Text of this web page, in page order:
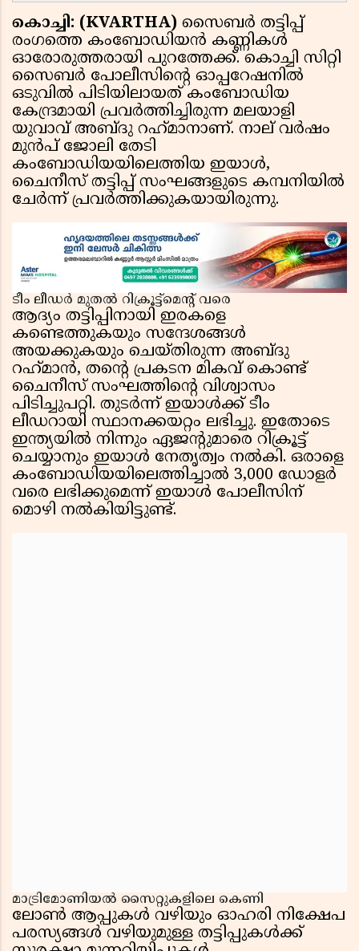
കൊച്ചി: (KVARTHA) സൈബർ തട്ടിപ്പ്
രംഗത്തെ കംബോഡിയൻ കണ്ണികൾ
ഓരോരുത്തരായി പുറത്തേക്ക്. കൊച്ചി സിറ്റി
സൈബർ പോലീസിന്റെ ഓപ്പറേഷനിൽ
ഒടുവിൽ പിടിയിലായത് കംബോഡിയ
കേന്ദ്രമായി പ്രവർത്തിച്ചിരുന്ന മലയാളി
യുവാവ് അബ്‌ദു റഹ്‌മാനാണ്. നാല് വർഷം
മുൻപ് ജോലി തേടി
കംബോഡിയയിലെത്തിയ ഇയാൾ,
ചൈനീസ് തട്ടിപ്പ് സംഘങ്ങളുടെ കമ്പനിയിൽ
ചേർന്ന് പ്രവർത്തിക്കുകയായിരുന്നു.
ടീം ലീഡർ മുതൽ റിക്രൂട്ട്മെന്റ് വരെ
ആദ്യം തട്ടിപ്പിനായി ഇരകളെ
കണ്ടെത്തുകയും സന്ദേശങ്ങൾ
അയക്കുകയും ചെയ്തിരുന്ന അബ്‌ദു
റഹ്‌മാൻ, തന്റെ പ്രകടന മികവ് കൊണ്ട്
ചൈനീസ് സംഘത്തിന്റെ വിശ്വാസം
പിടിച്ചുപറ്റി. തുടർന്ന് ഇയാൾക്ക് ടീം
ലീഡറായി സ്ഥാനക്കയറ്റം ലഭിച്ചു. ഇതോടെ
ഇന്ത്യയിൽ നിന്നും ഏജന്റുമാരെ റിക്രൂട്ട്
ചെയ്യാനും ഇയാൾ നേതൃത്വം നൽകി. ഒരാളെ
കംബോഡിയയിലെത്തിച്ചാൽ 3,000 ഡോളർ
വരെ ലഭിക്കുമെന്ന് ഇയാൾ പോലീസിന്
മൊഴി നൽകിയിട്ടുണ്ട്.
മാട്രിമോണിയൽ സൈറ്റുകളിലെ കെണി
ലോൺ ആപ്പുകൾ വഴിയും ഓഹരി നിക്ഷേപ
പരസ്യങ്ങൾ വഴിയുമുള്ള തട്ടിപ്പുകൾക്ക്